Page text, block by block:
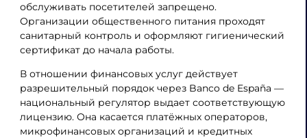
обслуживать посетителей запрещено.
Организации общественного питания проходят
санитарный контроль и оформляют гигиенический
сертификат до начала работы.
В отношении финансовых услуг действует
разрешительный порядок через Banco de España —
национальный регулятор выдает соответствующую
лицензию. Она касается платёжных операторов,
микрофинансовых организаций и кредитных